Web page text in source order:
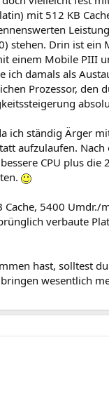
mit 512 KB
stehen. Drin ist ein
einem Mobile PIII
ich damals als
Prozessor, den
ich ständig Ärger
aufzulaufen.
CPU plus die 2
Cache, 5400 Umdr./
verbaute
hast, solltest
wesentlich